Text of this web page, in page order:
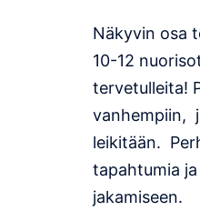
Näkyvin osa
10-12
tervetulleita!
vanhempiin,
leikitään.
tapahtumia
jakamiseen.